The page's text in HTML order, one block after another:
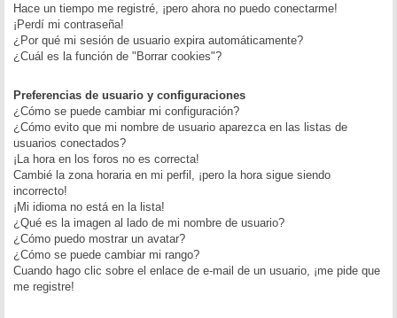
Hace un tiempo me registré, ¡pero ahora no puedo conectarme!
¡Perdí mi contraseña!
¿Por qué mi sesión de usuario expira automáticamente?
¿Cuál es la función de "Borrar cookies"?
Preferencias de usuario y configuraciones
¿Cómo se puede cambiar mi configuración?
¿Cómo evito que mi nombre de usuario aparezca en las listas de
usuarios conectados?
¡La hora en los foros no es correcta!
Cambié la zona horaria en mi perfil, ¡pero la hora sigue siendo
incorrecto!
¡Mi idioma no está en la lista!
¿Qué es la imagen al lado de mi nombre de usuario?
¿Cómo puedo mostrar un avatar?
¿Cómo se puede cambiar mi rango?
Cuando hago clic sobre el enlace de e-mail de un usuario, ¡me pide que
me registre!